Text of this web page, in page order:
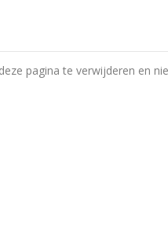
pagina te verwijderen en